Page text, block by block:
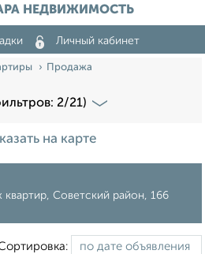
НЕДВИЖИМОСТЬ
Личный кабинет
Продажа
2/21)
на карте
квартир, Советский район, 166